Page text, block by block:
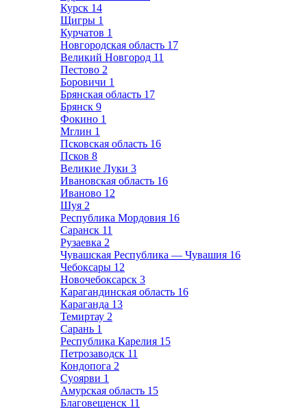
Курск 14
Щигры 1
Курчатов 1
Новгородская область 17
Великий Новгород 11
Пестово 2
Боровичи 1
Брянская область 17
Брянск 9
Фокино 1
Мглин 1
Псковская область 16
Псков 8
Великие Луки 3
Ивановская область 16
Иваново 12
Шуя 2
Республика Мордовия 16
Саранск 11
Рузаевка 2
Чувашская Республика — Чувашия 16
Чебоксары 12
Новочебоксарск 3
Карагандинская область 16
Караганда 13
Темиртау 2
Сарань 1
Республика Карелия 15
Петрозаводск 11
Кондопога 2
Суоярви 1
Амурская область 15
Благовещенск 11